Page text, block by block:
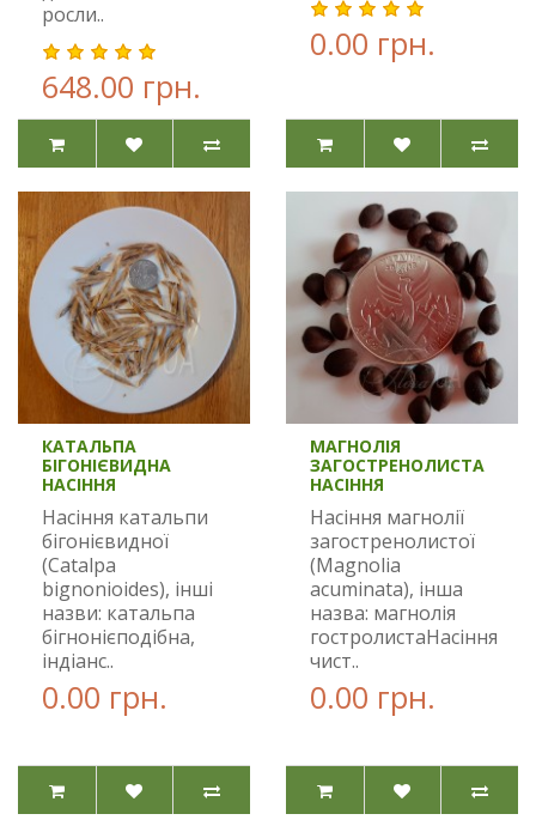
росли..
648.00 грн.
0.00 грн.
КАТАЛЬПА
БІГОНІЄВИДНА
НАСІННЯ
Насіння катальпи
бігонієвидної
(Catalpa
bignonioides), інші
назви: катальпа
бігнонієподібна,
індіанс..
0.00 грн.
МАГНОЛІЯ
ЗАГОСТРЕНОЛИСТА
НАСІННЯ
Насіння магнолії
загостренолистої
(Magnolia
acuminata), інша
назва: магнолія
гостролистаНасіння
чист..
0.00 грн.